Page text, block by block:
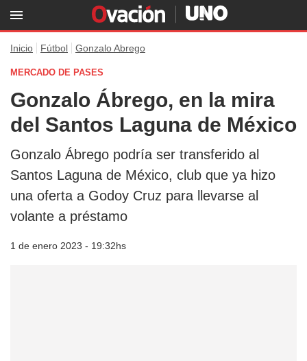
Inicio Fútbol Gonzalo Abrego
MERCADO DE PASES
Gonzalo Ábrego, en la mira
del Santos Laguna de México
Gonzalo Ábrego podría ser transferido al
Santos Laguna de México, club que ya hizo
una oferta a Godoy Cruz para llevarse al
volante a préstamo
1 de enero 2023 - 19:32hs